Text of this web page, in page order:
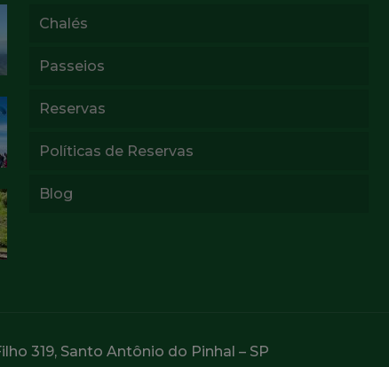
Chalés
Passeios
Reservas
Políticas de Reservas
Blog
319, Santo Antônio do Pinhal – SP